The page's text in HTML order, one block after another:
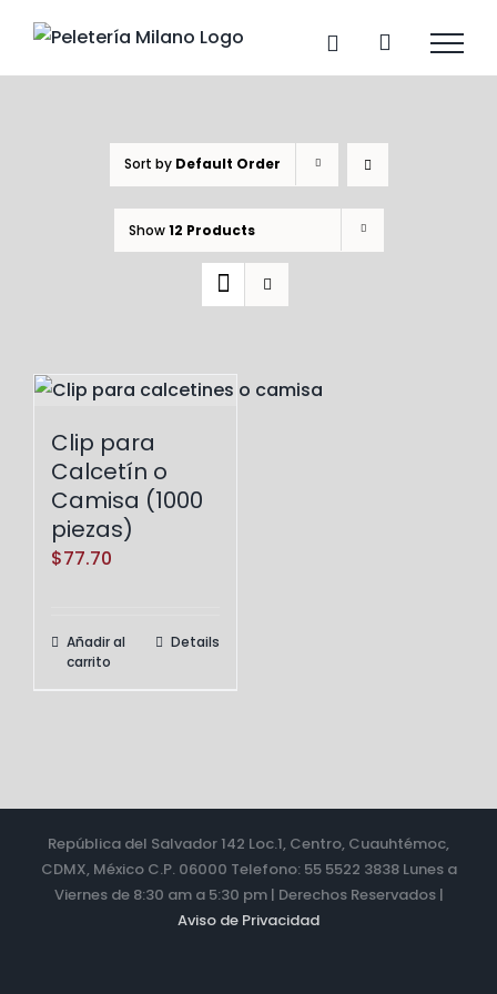
content
Sort by Default Order
Show12 Products
Clip para
Calcetín o
Camisa (1000
piezas)
$77.70
Añadir al
carrito
Details
República del Salvador 142 Loc.1, Centro, Cuauhtémoc,
CDMX, México C.P. 06000 Telefono: 55 5522 3838 Lunes a
Viernes de 8:30 am a 5:30 pm | Derechos Reservados |
Aviso de Privacidad